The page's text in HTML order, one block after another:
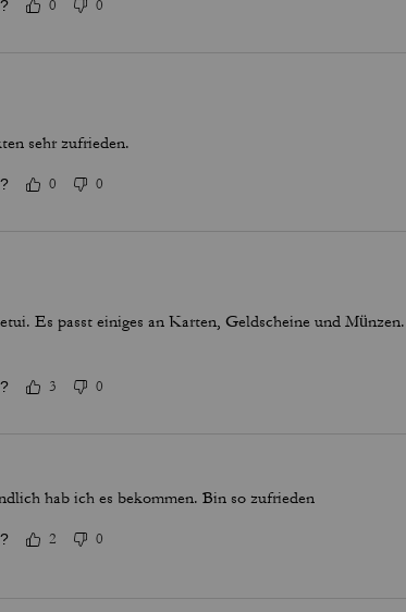
0 0
sehr zufrieden.
0 0
Es passt einiges an Karten, Geldscheine und
3 0
hab ich es bekommen. Bin so zufrieden
2 0